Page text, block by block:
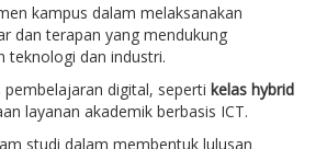
kampus dalam melaksanakan
dan terapan yang mendukung
teknologi dan industri.
digital, seperti kelas hybrid
layanan akademik berbasis ICT.
studi dalam membentuk lulusan